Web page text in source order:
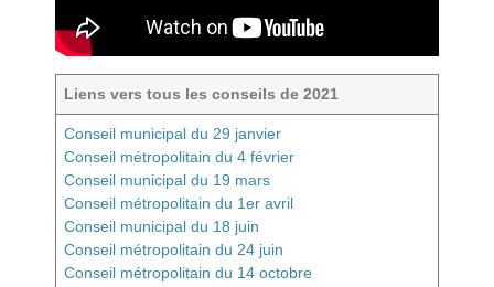
Liens vers tous les conseils de 2021
Conseil municipal du 29 janvier
Conseil métropolitain du 4 février
Conseil municipal du 19 mars
Conseil métropolitain du 1er avril
Conseil municipal du 18 juin
Conseil métropolitain du 24 juin
Conseil métropolitain du 14 octobre